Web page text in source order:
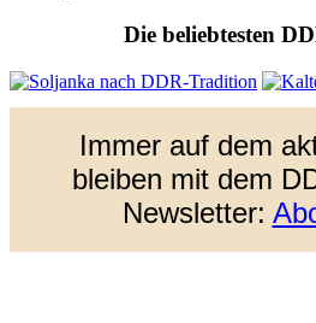
Die beliebtesten
Immer auf dem
bleiben mit dem
Newsletter: